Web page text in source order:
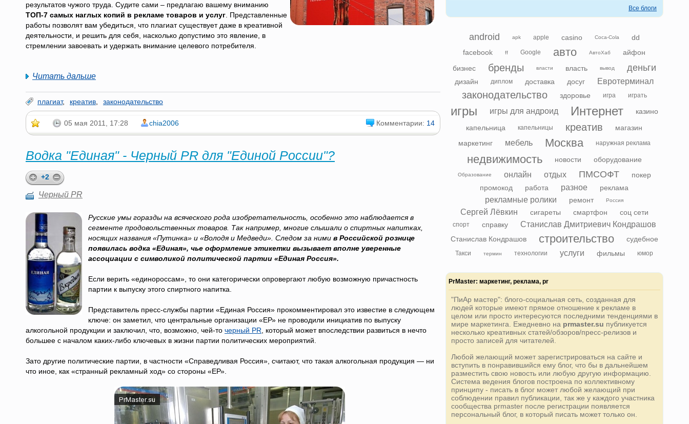
результатов чужого труда. Судите сами – предлагаю вашему вниманию
ТОП-7 самых наглых копий в рекламе товаров и услуг . Представленные
работы позволят вам убедиться, что плагиат существует даже в креативной
деятельности, и решить для себя, насколько допустимо это явление, в
стремлении завоевать и удержать внимание целевого потребителя.
Читать дальше
плагиат, креатив законодательство
05 мая 2011, 17:28 chia2006 Комментарии: 14
Водка "Единая" - Черный PR для "Единой России"?
+2
Черный PR
Русские умы горазды на всяческого рода изобретательность, особенно это наблюдается в
сегменте продовольственных товаров. Так например, многие слышали о спиртных напитках,
носящих названия «Путинка» и «Володя и Медведи». Следом за ними в Российской рознице
появилась водка «Единая», чье оформление этикетки вызывает вполне уверенные
ассоциации с символикой политической партии «Единая Россия».
Если верить «единороссам», то они категорически опровергают любую возможную причастность
партии к выпуску этого спиртного напитка.
Представитель пресс-службы партии «Единая Россия» прокомментировал это известие в следующем
ключе: он заметил, что центральные организации «ЕР» не проводили инициатив по выпуску
алкогольной продукции и заключил, что, возможно, чей-то черный PR , который может впоследствии развиться в нечто
большее с началом каких-либо ключевых в жизни партии политических мероприятий.
Зато другие политические партии, в частности «Справедливая Россия», считают, что такая алкогольная продукция — ни
что иное, как «странный рекламный ход» со стороны «ЕР».
Все блоги
android apk apple casino Coca-Cola
dd
facebook
ff Google авто АвтоХаб
айфон
бизнес
бренды власти власть вывод деньги
дизайн диплом доставка досуг Евротерминал
законодательство здоровье игра играть
игры игры для андроид Интернет
казино
капельница
капельницы креатив
магазин
маркетинг
мебель Москва наружная реклама
недвижимость новости оборудование
Образование онлайн отдых ПМСОФТ
покер
промокод
работа разное реклама
рекламные ролики ремонт Россия
Сергей Лёвкин сигареты смартфон соц сети
спорт справку Станислав Дмитриевич Кондрашов
Станислав Кондрашов строительство судебное
Такси термин технологии услуги фильмы юмор
PrMaster: маркетинг, реклама, pr
"ПиАр мастер": блого-социальная сеть, созданная для
людей которые имеют прямое отношение к рекламе в
целом или просто интересуются последними тенденциями в
мире маркетинга. Ежедневно на prmaster.su публикуется
несколько креативных статей/обзоров/пресс-релизов и
просто записей для читателей.
Любой желающий может зарегистрироваться на сайте и
вступить в понравившийся ему блог, что бы в дальнейшем
разместить свою новость или любую другую информацию.
Система ведения блогов построена по коллективному
принципу - писать в блог может любой желающий при
соблюдении правил публикации, так же у каждого участника
сообщества prmaster после регистрации появляется
персональный блог, в который писать может только он.